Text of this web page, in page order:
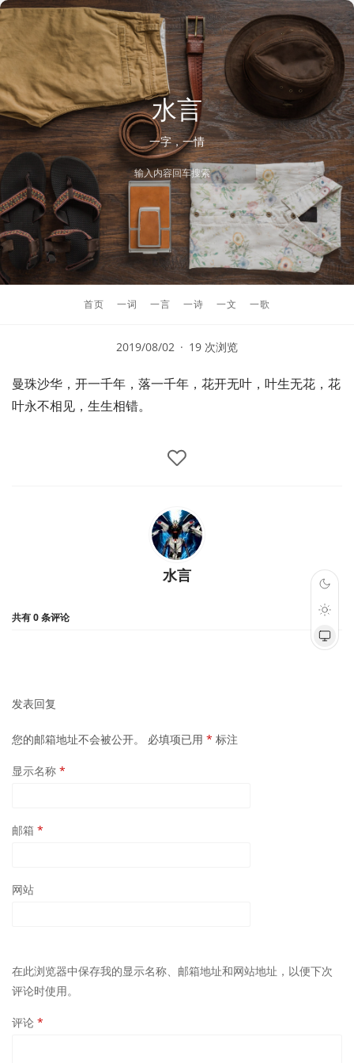
水言
一字，一情
首页 一词 一言 一诗 一文 一歌
2019/08/02 19 次浏览
曼珠沙华，开一千年，落一千年，花开无叶，叶生无花，花
叶永不相见，生生相错。
水言
共有0条评论
发表回复
您的邮箱地址不会被公开。 必填项已用 * 标注
显示名称 *
邮箱 *
网站
在此浏览器中保存我的显示名称、邮箱地址和网站地址，以便下次
评论时使用。
评论 *